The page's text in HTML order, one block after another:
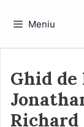
Meniu
Ghid de
Richard